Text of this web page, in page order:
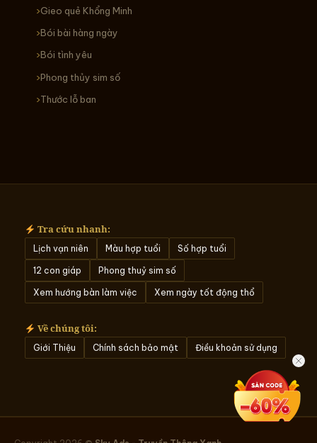
Gieo quẻ Khổng Minh
Bói bài hàng ngày
Bói tình yêu
Phong thủy sim số
Thước lỗ ban
Tra cứu nhanh:
Lịch vạn niên Màu hợp tuổi Số hợp tuổi
12 con giáp Phong thuỷ sim số
Xem hướng bàn làm việc Xem ngày tốt động thổ
Về chúng tôi:
Giới Thiệu Chính sách bảo mật Điều khoản sử dụng